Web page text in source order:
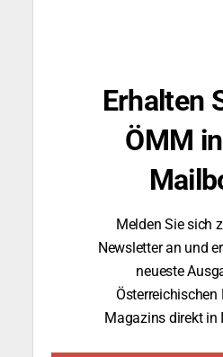
Erhalten
ÖMM
Melden Sie sich
Newsletter an und
neueste
Österreichischen
Magazins direkt in